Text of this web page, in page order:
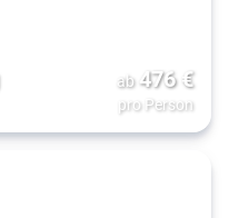
ab 476€
pro Person